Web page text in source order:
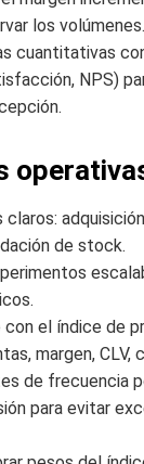
los volúmenes.
cuantitativas
NPS)
claros:
de stock.
el índice de
margen, CLV,
de frecuencia
para evitar